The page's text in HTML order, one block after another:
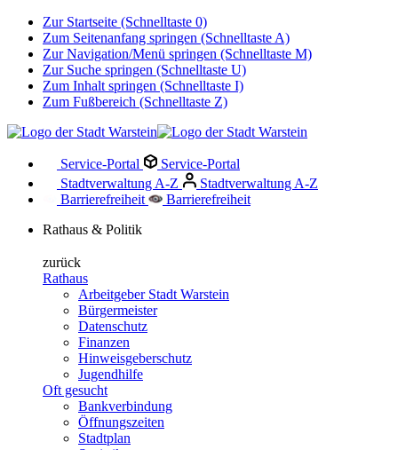
Zur Startseite (Schnelltaste 0)
Zum Seitenanfang springen (Schnelltaste A)
Zur Navigation/Menü springen (Schnelltaste M)
Zur Suche springen (Schnelltaste U)
Zum Inhalt springen (Schnelltaste I)
Zum Fußbereich (Schnelltaste Z)
Service-Portal
Service-Portal
Stadtverwaltung A-Z
Stadtverwaltung A-Z
Barrierefreiheit
Barrierefreiheit
Rathaus & Politik
zurück
Rathaus
Arbeitgeber Stadt Warstein
Bürgermeister
Datenschutz
Finanzen
Hinweisgeberschutz
Jugendhilfe
Oft gesucht
Bankverbindung
Öffnungszeiten
Stadtplan